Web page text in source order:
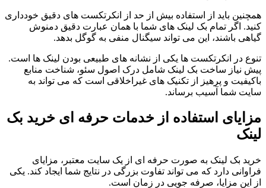
همچنین باید از استفاده بیش از حد از انکرتکست های دقیق خودداری
کنید. اگر تمام بک لینک های شما با همان عبارت دقیق دمنوش
گیاهی باشند، این می تواند سیگنال منفی به گوگل بدهد.
تنوع در انکرتکست ها یکی از نشانه های طبیعی بودن لینک ها است.
پیش نیاز ساخت بک لینک شامل درک اصول سئو، شناخت منابع
باکیفیت و پرهیز از تکنیک های غیراخلاقی است که می تواند به
سایت شما آسیب برساند.
مزایای استفاده از خدمات حرفه ای خرید بک
لینک
خرید بک لینک به صورت حرفه ای از یک سایت معتبر، مزایای
فراوانی دارد که می تواند تفاوت بزرگی در نتایج شما ایجاد کند. یکی
از این مزایا، صرفه جویی در زمان است.